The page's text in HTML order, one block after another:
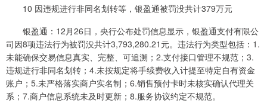
10 因违规进行非同名划转等，银盈通被罚没共计379万元
银盈通：12月26日，央行公布处罚信息显示，银盈通支付有限公
司因8项违法行为被罚没共计3,793,280.21元。违法行为类型包括：1.
未能确保交易信息真实、完整、可追溯；2.支付接口管理不规范；3.
违规进行非同名划转；4.未按规定将手续费收入计提至特定自有资金
账户；5.未严格落实商户实名制；6.销售预付卡时未核实确认代理关
系；7.商户信息系统未及时更新；8.服务协议约定不规范。